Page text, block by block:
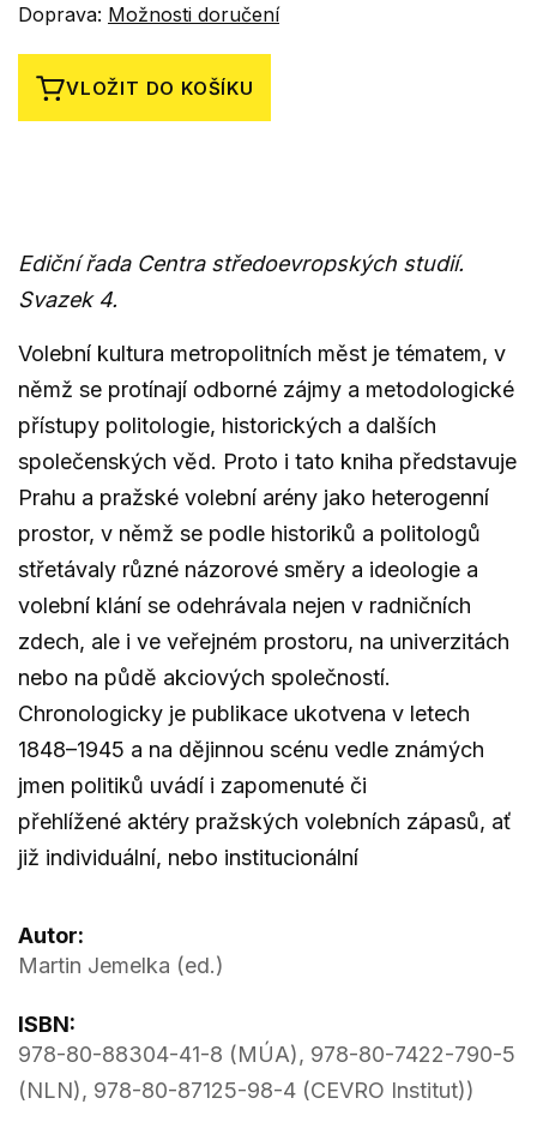
Doprava: Možnosti doručení
VLOŽIT DO KOŠÍKU
Ediční řada Centra středoevropských studií.
Svazek 4.
Volební kultura metropolitních měst je tématem, v
němž se protínají odborné zájmy a metodologické
přístupy politologie, historických a dalších
společenských věd. Proto i tato kniha představuje
Prahu a pražské volební arény jako heterogenní
prostor, v němž se podle historiků a politologů
střetávaly různé názorové směry a ideologie a
volební klání se odehrávala nejen v radničních
zdech, ale i ve veřejném prostoru, na univerzitách
nebo na půdě akciových společností.
Chronologicky je publikace ukotvena v letech
1848–1945 a na dějinnou scénu vedle známých
jmen politiků uvádí i zapomenuté či
přehlížené aktéry pražských volebních zápasů, ať
již individuální, nebo institucionální
Autor:
Martin Jemelka (ed.)
ISBN:
978-80-88304-41-8 (MÚA), 978-80-7422-790-5
(NLN), 978-80-87125-98-4 (CEVRO Institut))